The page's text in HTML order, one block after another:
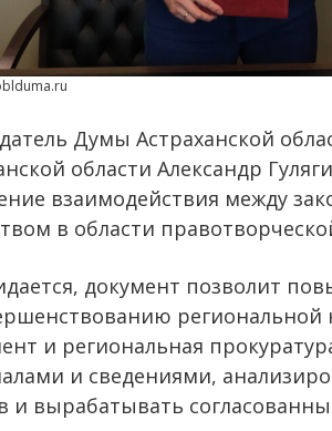
Думы Астраханской
области Александр
взаимодействия между
в области
документ позволит
и региональная
и сведениями,
и вырабатывать